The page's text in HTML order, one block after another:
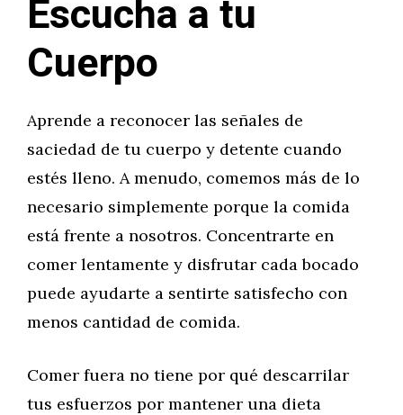
Escucha a tu
Cuerpo
Aprende a reconocer las señales de
saciedad de tu cuerpo y detente cuando
estés lleno. A menudo, comemos más de lo
necesario simplemente porque la comida
está frente a nosotros. Concentrarte en
comer lentamente y disfrutar cada bocado
puede ayudarte a sentirte satisfecho con
menos cantidad de comida.
Comer fuera no tiene por qué descarrilar
tus esfuerzos por mantener una dieta